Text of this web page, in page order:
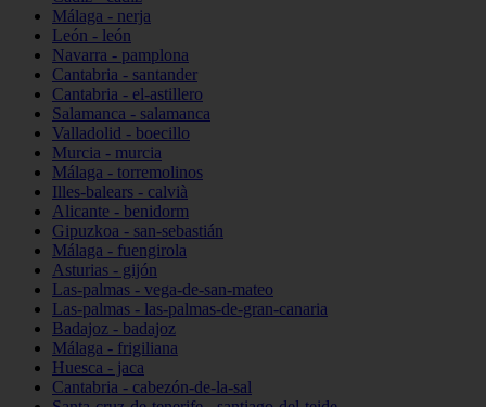
Málaga - nerja
León - león
Navarra - pamplona
Cantabria - santander
Cantabria - el-astillero
Salamanca - salamanca
Valladolid - boecillo
Murcia - murcia
Málaga - torremolinos
Illes-balears - calvià
Alicante - benidorm
Gipuzkoa - san-sebastián
Málaga - fuengirola
Asturias - gijón
Las-palmas - vega-de-san-mateo
Las-palmas - las-palmas-de-gran-canaria
Badajoz - badajoz
Málaga - frigiliana
Huesca - jaca
Cantabria - cabezón-de-la-sal